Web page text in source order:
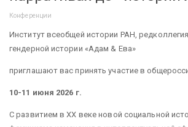
Конференции
Институт всеобщей истории РАН,
гендерной истории «Адам & Ева»
приглашают вас принять участие в
10-11 июня 2026 г.
С развитием в XX веке новой социальной